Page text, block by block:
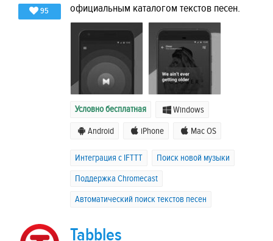
95
официальным каталогом текстов песен.
Условно бесплатная Windows
Android iPhone Mac OS
Интеграция с IFTTT
Поиск новой музыки
Поддержка Chromecast
Автоматический поиск текстов песен
Tabbles